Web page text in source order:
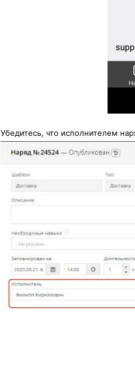
Убедитесь, что исполнителем